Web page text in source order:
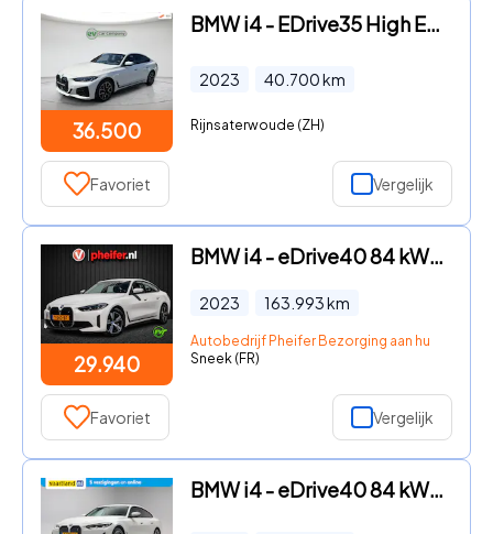
36.500
BMW i4 - EDrive35 High Executive 70 kWh | SOH 97% | M Sportpakket | H
2023 40.700km
Rijnsaterwoude (ZH)
Favoriet Vergelijk
29.940
BMW i4 - eDrive40 84 kWh SOH 99% Camera/ Navigatie/ Harman-Kardon/ Da
2023 163.993km
Autobedrijf Pheifer Bezorging aan huis in heel
Sneek (FR)
Favoriet Vergelijk
BMW i4 - eDrive40 84 kWh [ Schuifdak Sportstoelen Stoelverwarming ]